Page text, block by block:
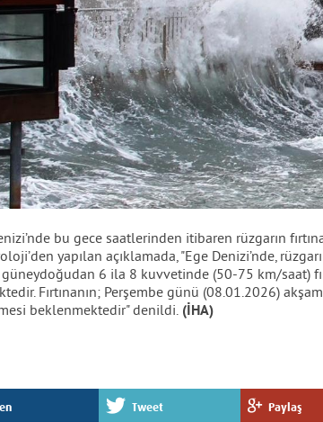
bu gece saatlerinden itibaren rüzgarın
yapılan açıklamada, "Ege Denizi’nde,
6 ila 8 kuvvetinde (50-75 km/saat)
Fırtınanın; Perşembe günü (08.01.2026)
beklenmektedir" denildi. (İHA)
Tweet Paylaş